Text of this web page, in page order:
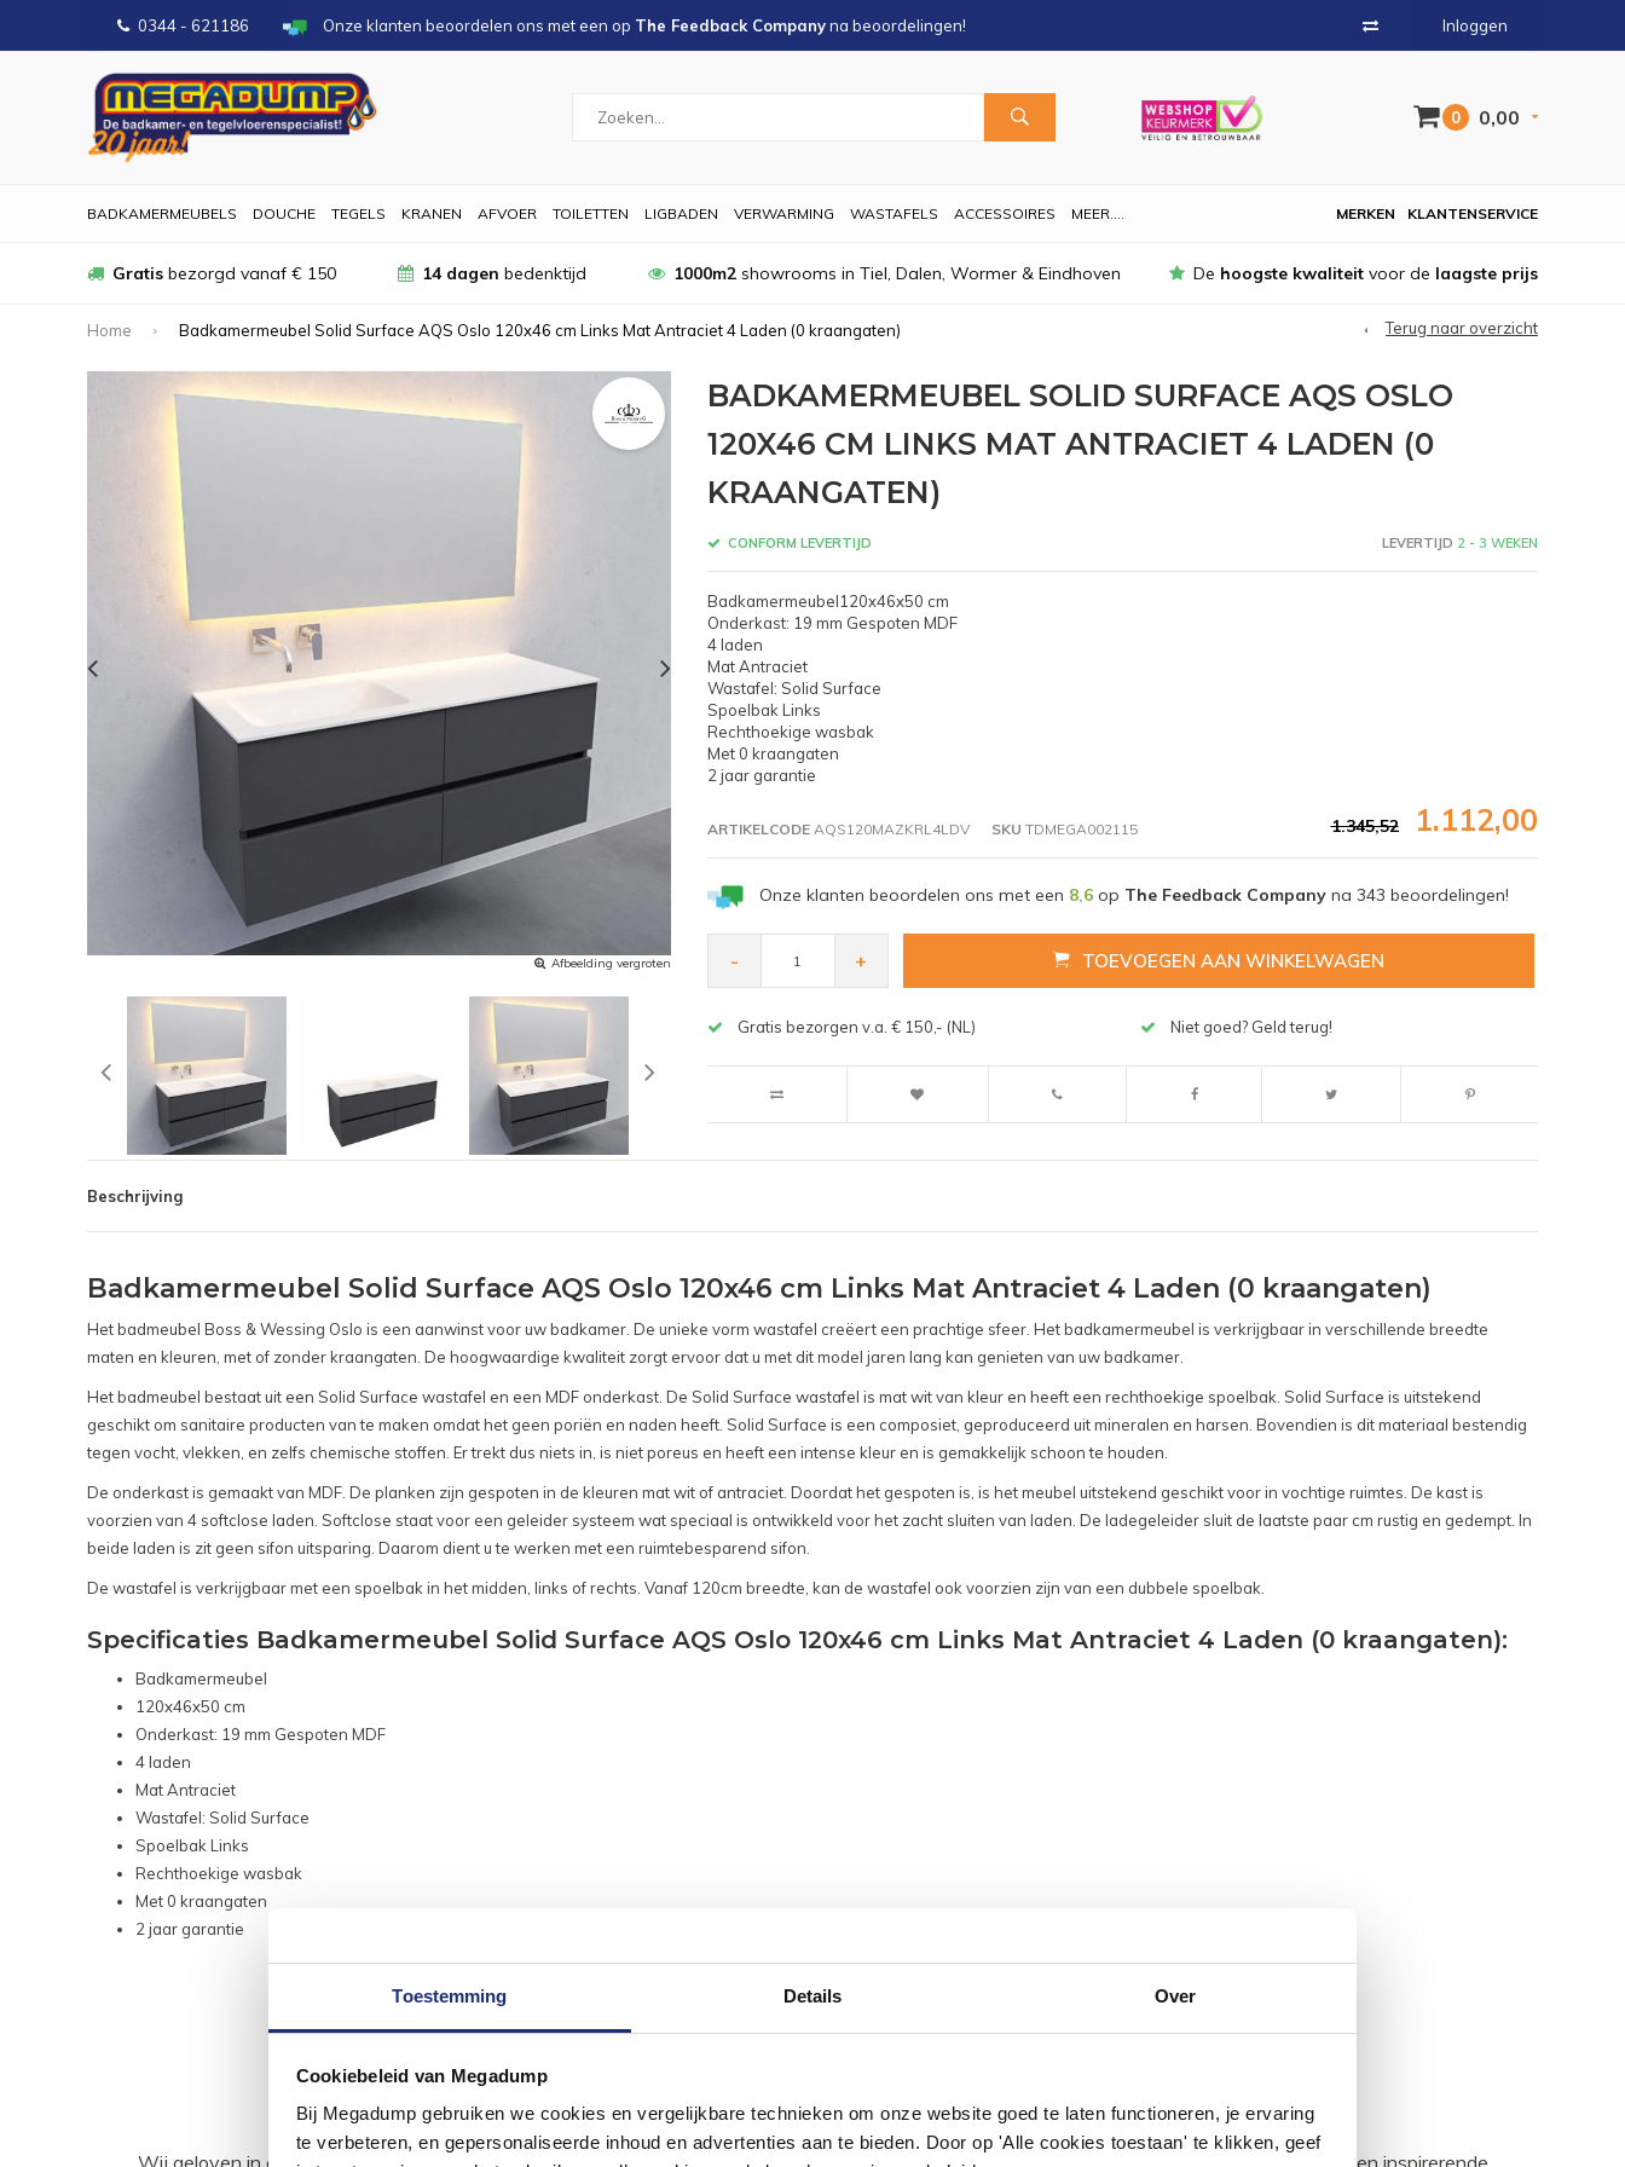
Toestemming Details Over
Cookiebeleid van Megadump
Bij Megadump gebruiken we cookies en vergelijkbare technieken om onze website goed te laten functioneren, je ervaring
te verbeteren, en gepersonaliseerde inhoud en advertenties aan te bieden. Door op 'Alle cookies toestaan' te klikken, geef
0344 - 621186 Onze klanten beoordelen ons met een op The Feedback Companyna beoordelingen! Inloggen
0 0,00
BADKAMERMEUBELS DOUCHE TEGELS KRANEN AFVOER TOILETTEN LIGBADEN VERWARMING WASTAFELS ACCESSOIRES MEER.... KLANTENSERVICE
MERKEN
Gratis bezorgd vanaf € 150 14 dagen bedenktijd 1000m2showrooms in Tiel, Dalen, Wormer & Eindhoven De hoogste kwaliteit voor de laagste prijs
Home Badkamermeubel Solid Surface AQS Oslo 120x46 cm Links Mat Antraciet 4 Laden (0 kraangaten) Terug naar overzicht
Afbeelding vergroten Afbeelding vergroten
BADKAMERMEUBEL SOLID SURFACE AQS OSLO
120X46 CM LINKS MAT ANTRACIET 4 LADEN (0
KRAANGATEN)
CONFORM LEVERTIJD LEVERTIJD 2 - 3 WEKEN
Badkamermeubel120x46x50 cm
Onderkast: 19 mm Gespoten MDF
4 laden
Mat Antraciet
Wastafel: Solid Surface
Spoelbak Links
Rechthoekige wasbak
Met 0 kraangaten
2 jaar garantie
ARTIKELCODEAQS120MAZKRL4LDV SKU TDMEGA002115 1.345,52 1.112,00
Onze klanten beoordelen ons met een 8,6op The Feedback Companyna 343 beoordelingen!
- + TOEVOEGEN AAN WINKELWAGEN
Gratis bezorgen v.a. € 150,- (NL) Niet goed? Geld terug!
Beschrijving
Badkamermeubel Solid Surface AQS Oslo 120x46 cm Links Mat Antraciet 4 Laden (0 kraangaten)
Het badmeubel Boss & Wessing Oslo is een aanwinst voor uw badkamer. De unieke vorm wastafel creëert een prachtige sfeer. Het badkamermeubel is verkrijgbaar in verschillende breedte
maten en kleuren, met of zonder kraangaten. De hoogwaardige kwaliteit zorgt ervoor dat u met dit model jaren lang kan genieten van uw badkamer.
Het badmeubel bestaat uit een Solid Surface wastafel en een MDF onderkast. De Solid Surface wastafel is mat wit van kleur en heeft een rechthoekige spoelbak. Solid Surface is uitstekend
geschikt om sanitaire producten van te maken omdat het geen poriën en naden heeft. Solid Surface is een composiet, geproduceerd uit mineralen en harsen. Bovendien is dit materiaal bestendig
tegen vocht, vlekken, en zelfs chemische stoffen. Er trekt dus niets in, is niet poreus en heeft een intense kleur en is gemakkelijk schoon te houden.
De onderkast is gemaakt van MDF. De planken zijn gespoten in de kleuren mat wit of antraciet. Doordat het gespoten is, is het meubel uitstekend geschikt voor in vochtige ruimtes. De kast is
voorzien van 4 softclose laden. Softclose staat voor een geleider systeem wat speciaal is ontwikkeld voor het zacht sluiten van laden. De ladegeleider sluit de laatste paar cm rustig en gedempt. In
beide laden is zit geen sifon uitsparing. Daarom dient u te werken met een ruimtebesparend sifon.
De wastafel is verkrijgbaar met een spoelbak in het midden, links of rechts. Vanaf 120cm breedte, kan de wastafel ook voorzien zijn van een dubbele spoelbak.
Specificaties Badkamermeubel Solid Surface AQS Oslo 120x46 cm Links Mat Antraciet 4 Laden (0 kraangaten):
Badkamermeubel
120x46x50 cm
Onderkast: 19 mm Gespoten MDF
4 laden
Mat Antraciet
Wastafel: Solid Surface
Spoelbak Links
Rechthoekige wasbak
Met 0 kraangaten
2 jaar garantie
#mijndroombadkamer